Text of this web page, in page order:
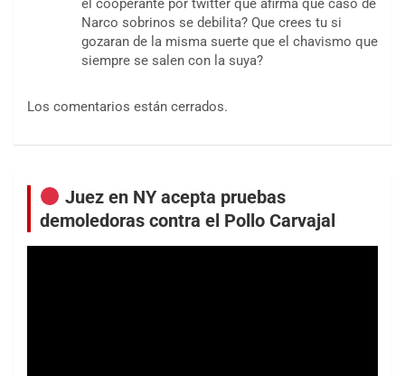
el cooperante por twitter que afirma que caso de
Narco sobrinos se debilita? Que crees tu si
gozaran de la misma suerte que el chavismo que
siempre se salen con la suya?
Los comentarios están cerrados.
Juez en NY acepta pruebas
demoledoras contra el Pollo Carvajal